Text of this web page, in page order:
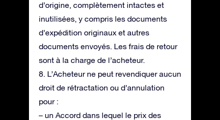
d’origine, complètement intactes et
inutilisées, y compris les documents
d’expédition originaux et autres
documents envoyés. Les frais de retour
sont à la charge de l’acheteur.
8. L’Acheteur ne peut revendiquer aucun
droit de rétractation ou d’annulation
pour :
– un Accord dans lequel le prix des